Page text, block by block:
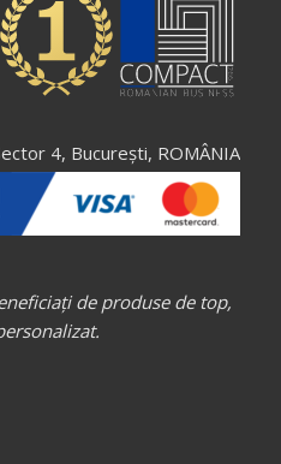
4, București, ROMÂNIA
de produse de top,